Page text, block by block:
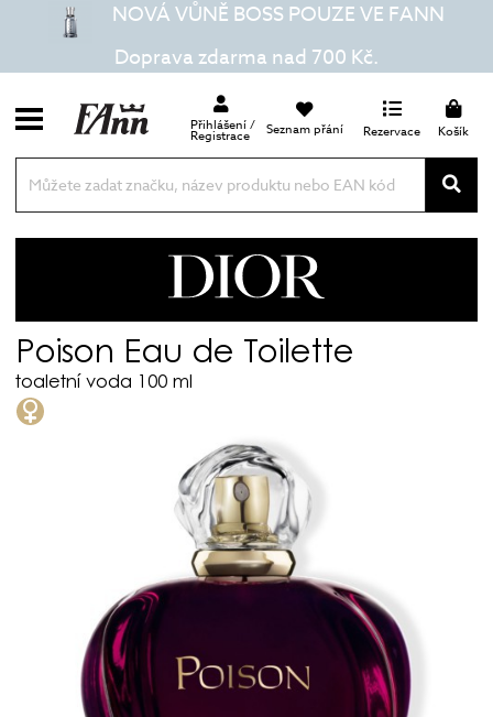
NOVÁ VŮNĚ BOSS POUZE VE FANN
Doprava zdarma nad 700 Kč.
Přihlášení /
Registrace Seznam přání Rezervace Košík
Dior
Poison Eau de Toilette
toaletní voda 100 ml